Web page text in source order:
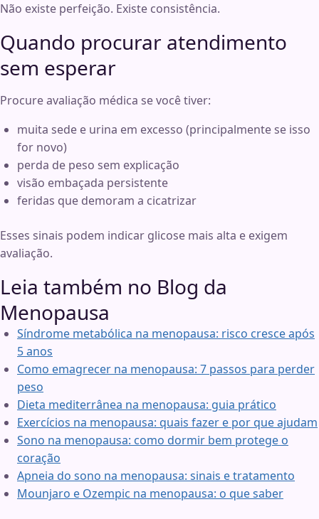
Não existe perfeição. Existe consistência.
Quando procurar atendimento
sem esperar
Procure avaliação médica se você tiver:
muita sede e urina em excesso (principalmente se isso
for novo)
perda de peso sem explicação
visão embaçada persistente
feridas que demoram a cicatrizar
Esses sinais podem indicar glicose mais alta e exigem
avaliação.
Leia também no Blog da
Menopausa
Síndrome metabólica na menopausa: risco cresce após
5 anos
Como emagrecer na menopausa: 7 passos para perder
peso
Dieta mediterrânea na menopausa: guia prático
Exercícios na menopausa: quais fazer e por que ajudam
Sono na menopausa: como dormir bem protege o
coração
Apneia do sono na menopausa: sinais e tratamento
Mounjaro e Ozempic na menopausa: o que saber